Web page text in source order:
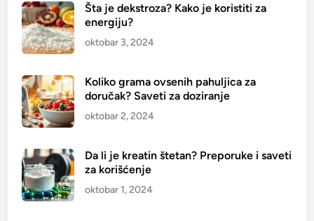
Šta je dekstroza? Kako je koristiti za
energiju?
oktobar 3, 2024
Koliko grama ovsenih pahuljica za
doručak? Saveti za doziranje
oktobar 2, 2024
Da li je kreatin štetan? Preporuke i saveti
za korišćenje
oktobar 1, 2024